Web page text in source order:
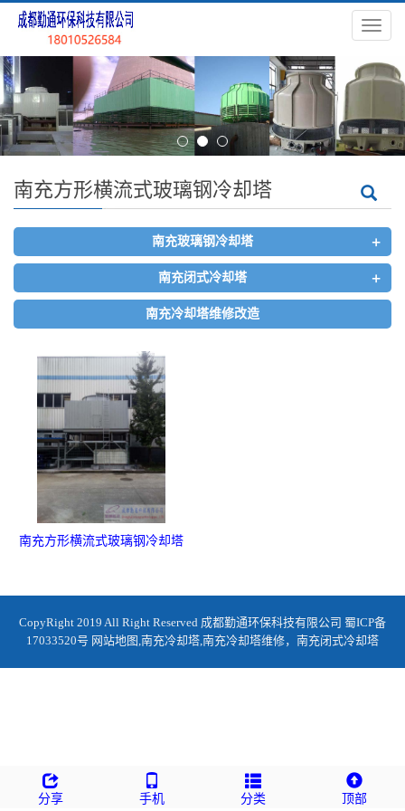
导
航
菜
单
南充方形横流式玻璃钢冷却塔
南充玻璃钢冷却塔 +
南充闭式冷却塔 +
南充冷却塔维修改造
南充方形横流式玻璃钢冷却塔
分享 手机 分类 顶部
CopyRight 2019 All Right Reserved 成都勤通环保科技有限公司 蜀ICP备
17033520号 网站地图 南充冷却塔 南充冷却塔维修， 南充闭式冷却塔